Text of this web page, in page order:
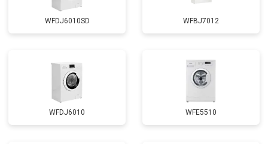
WFDJ6010SD WFBJ7012
WFDJ6010 WFE5510